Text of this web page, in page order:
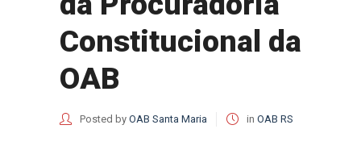
Constitucional da
OAB
Posted by OAB Santa Maria in OAB RS